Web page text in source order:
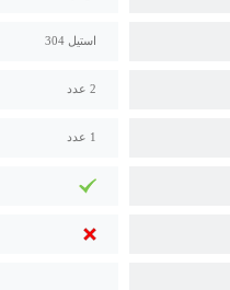
استیل 304
2 عدد
1 عدد